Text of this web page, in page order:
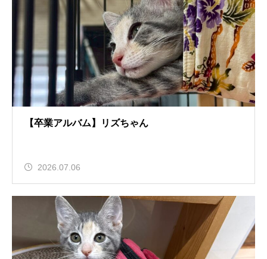
【卒業アルバム】リズちゃん
2026.07.06